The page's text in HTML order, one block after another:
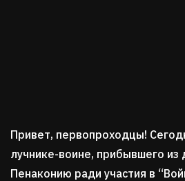
Привет, первопроходцы!
лучнике-воине, прибывшего из
Пенаконию ради участия в